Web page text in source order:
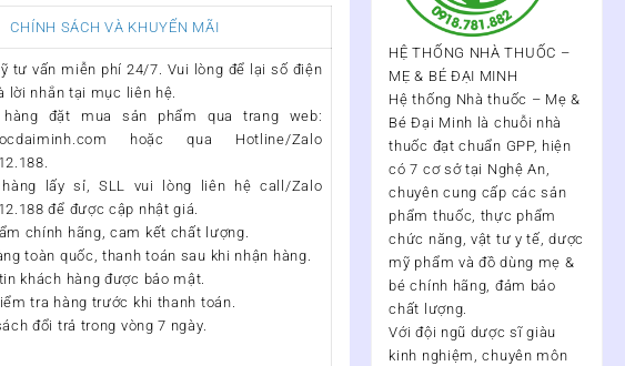
CHÍNH SÁCH VÀ KHUYẾN MÃI
tư vấn miễn phí 24/7. Vui lòng để lại số điện
lời nhắn tại mục liên hệ.
hàng đặt mua sản phẩm qua trang web:
hoặc qua Hotline/Zalo
hàng lấy sỉ, SLL vui lòng liên hệ call/Zalo
để được cập nhật giá.
chính hãng, cam kết chất lượng.
toàn quốc, thanh toán sau khi nhận hàng.
khách hàng được bảo mật.
tra hàng trước khi thanh toán.
đổi trả trong vòng 7 ngày.
HỆ THỐNG NHÀ THUỐC –
MẸ & BÉ ĐẠI MINH
Hệ thống Nhà thuốc – Mẹ &
Bé Đại Minh là chuỗi nhà
thuốc đạt chuẩn GPP, hiện
có7 cơ sở tại Nghệ An,
chuyên cung cấp các sản
phẩm thuốc, thực phẩm
chức năng, vật tư y tế, dược
mỹ phẩm và đồ dùng mẹ &
bé chính hãng, đảm bảo
chất lượng.
Với đội ngũ dược sĩ giàu
kinh nghiệm, chuyên môn